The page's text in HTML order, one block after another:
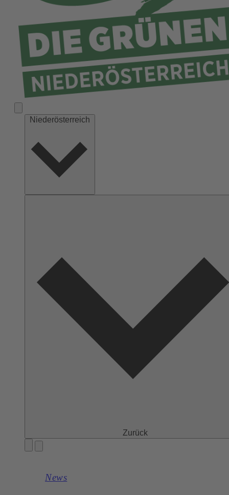
Niederösterreich
Zurück
News